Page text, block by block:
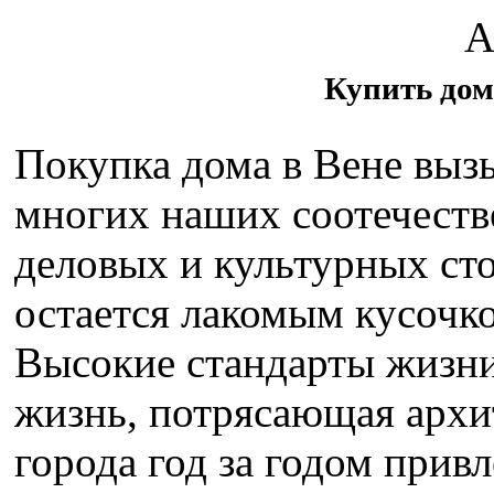
Купить
Покупка дома в Вене
многих наших
деловых и культурных
остается лакомым
Высокие стандарты
жизнь, потрясающая
города год за годом